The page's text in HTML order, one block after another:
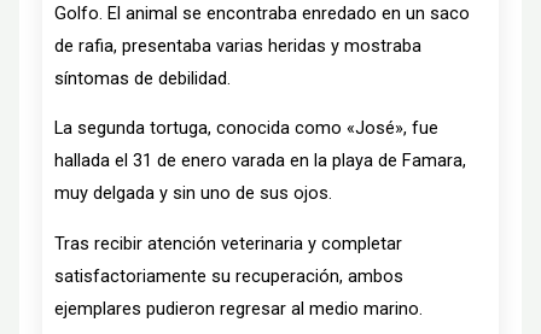
Golfo. El animal se encontraba enredado en un saco
de rafia, presentaba varias heridas y mostraba
síntomas de debilidad.
La segunda tortuga, conocida como «José», fue
hallada el 31 de enero varada en la playa de Famara,
muy delgada y sin uno de sus ojos.
Tras recibir atención veterinaria y completar
satisfactoriamente su recuperación, ambos
ejemplares pudieron regresar al medio marino.